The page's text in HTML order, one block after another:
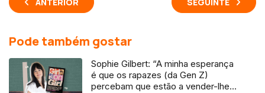
Pode também gostar
Sophie Gilbert: “A minha esperança
é que os rapazes (da Gen Z)
percebam que estão a vender-lhes